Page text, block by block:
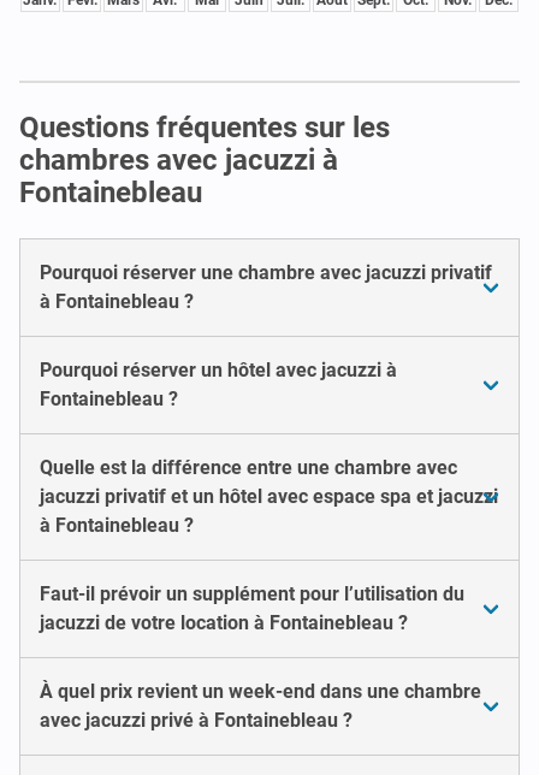
Questions fréquentes sur les
chambres avec jacuzzi à
Fontainebleau
Pourquoi réserver une chambre avec jacuzzi privatif
à Fontainebleau ?
Pourquoi réserver un hôtel avec jacuzzi à
Fontainebleau ?
Quelle est la différence entre une chambre avec
jacuzzi privatif et un hôtel avec espace spa et jacuzzi
à Fontainebleau ?
Faut-il prévoir un supplément pour l’utilisation du
jacuzzi de votre location à Fontainebleau ?
À quel prix revient un week-end dans une chambre
avec jacuzzi privé à Fontainebleau ?